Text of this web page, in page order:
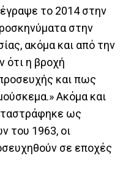
το 2014 στην
στην
ακόμα και από την
ότι η βροχή
και πως
Ακόμα και
ως
του 1963, οι
σε εποχές